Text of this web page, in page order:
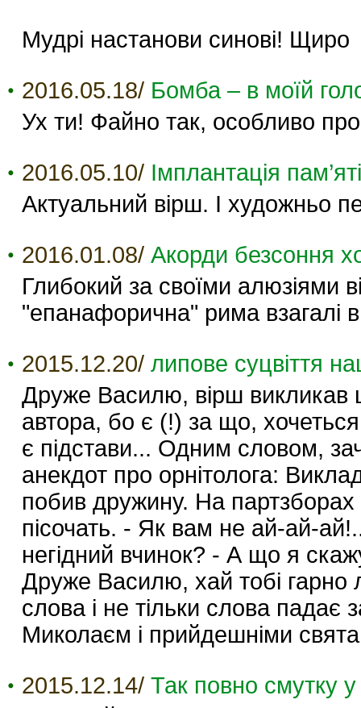
Мудрі настанови синові! Щиро
2016.05.18/ Бомба – в моїй
Ух ти! Файно так, особливо
2016.05.10/ Імплантація
Актуальний вірш. І художньо
2016.01.08/ Акорди безсоння
Глибокий за своїми алюзіями
"епанафорична" рима
2015.12.20/ липове суцвіття
Друже Василю, вірш викликав
автора, бо є (!) за що,
є підстави... Одним словом,
анекдот про орнітолога:
побив дружину. На партзборах
пісочать. - Як вам не ай-ай-
негідний вчинок? - А що я
Друже Василю, хай тобі гарно
слова і не тільки слова падає
Миколаєм і прийдешніми
2015.12.14/ Так повно смутку у